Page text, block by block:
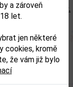
a zároveň
let.
jen některé
cookies, kromě
že vám již bylo
alergeny.
na obalu